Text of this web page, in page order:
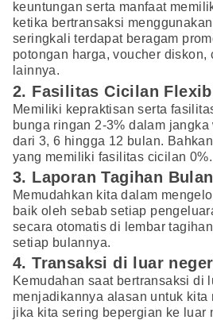
keuntungan serta manfaat
ketika bertransaksi
seringkali terdapat beragam
potongan harga, voucher diskon,
lainnya.
2. Fasilitas Cicilan
Memiliki kepraktisan serta
bunga ringan 2-3% dalam
dari 3, 6 hingga 12 bulan.
yang memiliki fasilitas cicilan 0%.
3. Laporan Tagihan
Memudahkan kita dalam
baik oleh sebab setiap
secara otomatis di lembar
setiap bulannya.
4. Transaksi di luar
Kemudahan saat bertransaksi di
menjadikannya alasan untuk kita
jika kita sering bepergian ke luar